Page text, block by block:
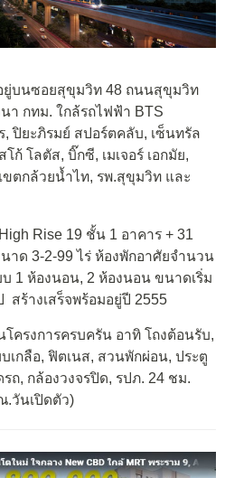
ยู่บนซอยสุขุมวิท 48 ถนนสุขุมวิท
า กทม. ใกล้รถไฟฟ้า BTS
ปิยะภิรมย์ สปอร์ตคลับ, เซ็นทรัล
ก้ โลตัส, บิ๊กซี, เมเจอร์ เอกมัย,
ขตกล้วยน้ำไท, รพ.สุขุมวิท และ
Rise 19 ชั้น 1 อาคาร + 31
าด 3-2-99 ไร่ ห้องพักอาศัยจำนวน
1 ห้องนอน, 2 ห้องนอน ขนาดเริ่ม
สร้างเสร็จพร้อมอยู่ปี 2555
ครงการครบครัน อาทิ โถงต้อนรับ,
เกลือ, ฟิตเนส, สวนพักผ่อน, ประตู
ถ, กล้องวงจรปิด, รปภ. 24 ชม.
.วันเปิดตัว)